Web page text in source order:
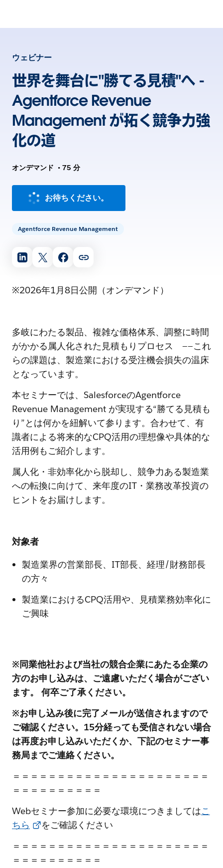
ウェビナー
世界を舞台に"勝てる見積"へ -
Agentforce Revenue
Management が拓く競争力強
化の道
オンデマンド • 75 分
お待ちください。
Agentforce Revenue Management
※2026年1月8日公開（オンデマンド）
多岐にわたる製品、複雑な価格体系、調整に時間
がかかる属人化された見積もりプロセス ——これ
らの課題は、製造業における受注機会損失の温床
となっています。
本セミナーでは、SalesforceのAgentforce
Revenue Management が実現する“勝てる見積も
り”とは何かを紐解いて参ります。合わせて、有
識者による将来的なCPQ活用の理想像や具体的な
活用例もご紹介します。
属人化・非効率化から脱却し、競争力ある製造業
への転換に向けて、来年度のIT・業務改革投資の
ヒントをお届けします。
対象者
製造業界の営業部長、IT部長、経理/財務部長
の方々
製造業におけるCPQ活用や、見積業務効率化に
ご興味
※同業他社および当社の競合企業にあたる企業の
方のお申し込みは、ご遠慮いただく場合がござい
ます。 何卒ご了承ください。
※お申し込み後に完了メールが送信されますので
ご確認ください。15分経っても受信されない場合
は再度お申し込みいただくか、下記のセミナー事
務局までご連絡ください。
＝＝＝＝＝＝＝＝＝＝＝＝＝＝＝＝＝＝＝＝＝＝
＝＝＝＝＝＝＝＝＝＝
Webセミナー参加に必要な環境につきましてはこ
ちら
をご確認ください
＝＝＝＝＝＝＝＝＝＝＝＝＝＝＝＝＝＝＝＝＝＝
＝＝＝＝＝＝＝＝＝＝